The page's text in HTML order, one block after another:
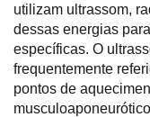
utilizam ultrassom,
dessas energias
específicas. O
frequentemente
pontos de